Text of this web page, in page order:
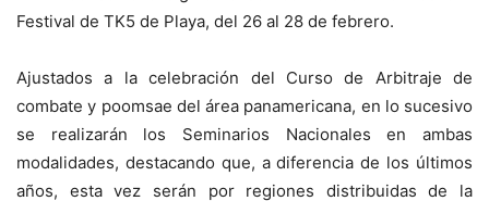
Festival de TK5 de Playa, del 26 al 28 de febrero.
Ajustados a la celebración del Curso de Arbitraje de
combate y poomsae del área panamericana, en lo sucesivo
se realizarán los Seminarios Nacionales en ambas
modalidades, destacando que, a diferencia de los últimos
años, esta vez serán por regiones distribuidas de la